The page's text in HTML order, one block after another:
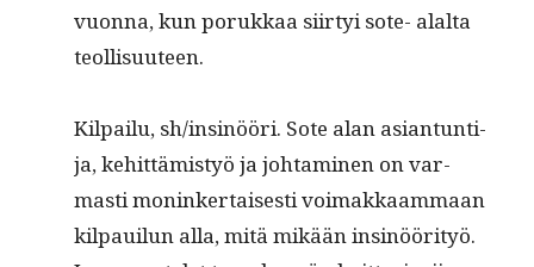
vuon­na, kun porukkaa siir­tyi sote- alal­ta
teollisuuteen.
Kil­pailu, sh/insinööri. Sote alan asiantun­ti­
ja, kehit­tämistyö ja joht­a­mi­nen on var­
masti moninker­tais­es­ti voimakkaam­maan
kil­pauilun alla, mitä mikään insinööri­työ.